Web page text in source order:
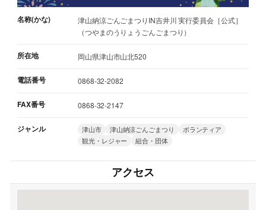
名称(かな)
津山納涼ごんごまつりIN吉井川 実行委員会［公式］
（つやまのうりょうごんごまつり）
所在地 岡山県津山市山北520
電話番号 0868-32-2082
FAX番号 0868-32-2147
ジャンル 津山市 津山納涼ごんごまつり
ボランティア
観光・レジャー
組合・団体
アクセス